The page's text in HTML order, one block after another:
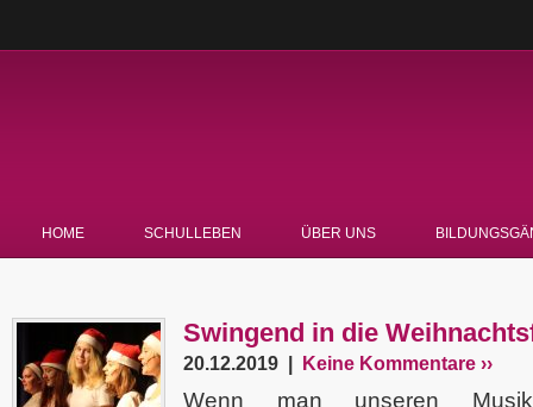
HOME SCHULLEBEN ÜBER UNS
Swingend in die
20.12.2019 | Keine Kommentare ››
Wenn man unseren